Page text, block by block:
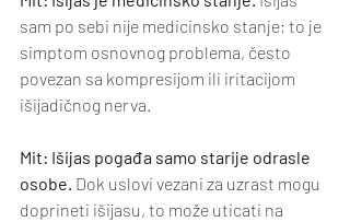
sam po sebi nije medicinsko stanje; to je
simptom osnovnog problema, često
povezan sa kompresijom ili iritacijom
išijadičnog nerva.
Mit: Išijas pogađa samo starije odrasle
osobe. Dok uslovi vezani za uzrast mogu
doprineti išijasu, to može uticati na